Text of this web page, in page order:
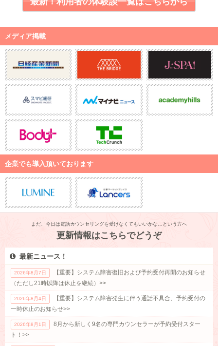
メディア掲載
企業でも導入頂いております
まだ、今日は電話カウンセリングを受けなくてもいいかな…という方へ
更新情報はこちらでどうぞ
最新ニュース！
2026年8月7日
【重要】システム障害復旧および予約受付再開のお知らせ
（ただし21時以降は休止を継続）>>
2026年8月4日
【重要】システム障害発生に伴う通話不具合、予約受付の
一時休止のお知らせ>>
2026年8月1日
8月から新しく9名の専門カウンセラーが予約受付スター
ト！>>